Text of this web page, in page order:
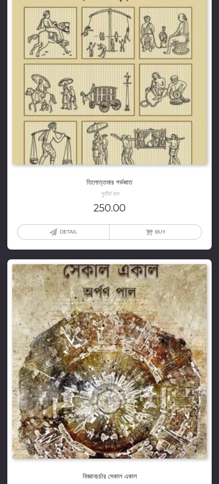
তিলোত্তমার গর্ভজাত
সুতীর্থ দাশ
250.00
DETAIL BUY
বিজ্ঞানচর্চার সেকাল একাল